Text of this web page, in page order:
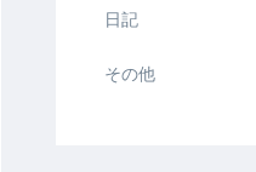
日記
その他